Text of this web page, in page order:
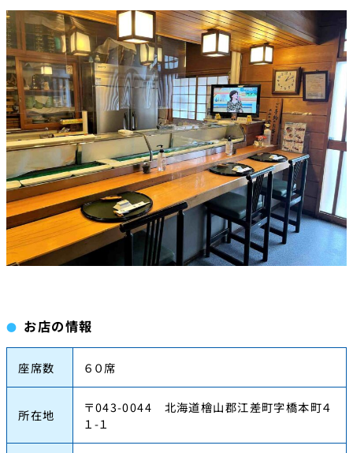
お店の情報
座席数 ６０席
所在地
〒043-0044 北海道檜山郡江差町字橋本町４
１-１